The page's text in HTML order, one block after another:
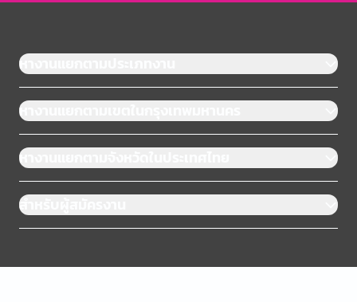
หางานแยกตามประเภทงาน
หางานแยกตามเขตในกรุงเทพมหานคร
หางานแยกตามจังหวัดในประเทศไทย
สำหรับผู้สมัครงาน